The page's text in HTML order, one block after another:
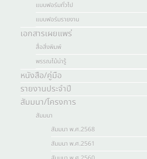
แบบฟอร์มทั่วไป
แบบฟอร์มรายงาน
เอกสารเผยแพร่
สื่อสิ่งพิมพ์
พรรณไม้น่ารู้
หนังสือ/คู่มือ
รายงานประจำปี
สัมมนา/โครงการ
สัมมนา
สัมมนา พ.ศ.2568
สัมมนา พ.ศ.2561